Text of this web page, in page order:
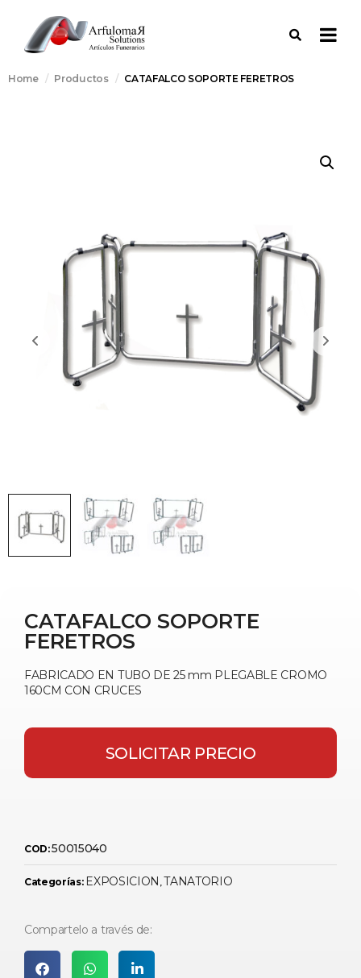
Home Productos CATAFALCO SOPORTE FERETROS
CATAFALCO SOPORTE
FERETROS
FABRICADO EN TUBO DE 25 mm PLEGABLE CROMO
160CM CON CRUCES
SOLICITAR PRECIO
COD:50015040
Categorías: EXPOSICION ,TANATORIO
Compartelo a través de: